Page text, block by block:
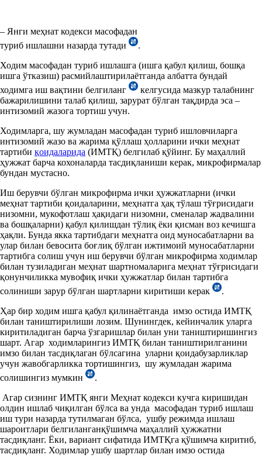
– Янги меҳнат кодекси масофадан
туриб ишлашни назарда тутади
.
Ходим масофадан туриб ишлашга (ишга қабул қилиш, бошқа
ишга ўтказиш) расмийлаштирилаётганда албатта бундай
ходимга иш вақтини белгиланг
келгусида мазкур талабнинг
бажарилишини талаб қилиш, зарурат бўлган тақдирда эса –
интизомий жазога тортиш учун.
Ходимларга, шу жумладан масофадан туриб ишловчиларга
интизомий жазо ва жарима қўллаш ҳолларини ички меҳнат
тартиби қоидаларида (ИМТҚ) белгилаб қўйинг. Бу маҳаллий
ҳужжат барча кохоналарда тасдиқланиши керак, микрофирмалар
бундан мустасно.
Иш берувчи бўлган микрофирма ички ҳужжатларни (ички
меҳнат тартиби қоидаларини, меҳнатга ҳақ тўлаш тўғрисидаги
низомни, мукофотлаш ҳақидаги низомни, сменалар жадвалини
ва бошқаларни) қабул қилишдан тўлиқ ёки қисман воз кечишга
ҳақли. Бунда якка тартибдаги меҳнатга оид муносабатларни ва
улар билан бевосита боғлиқ бўлган ижтимоий муносабатларни
тартибга солиш учун иш берувчи бўлган микрофирма ходимлар
билан тузиладиган меҳнат шартномаларига меҳнат тўғрисидаги
қонунчиликка мувофиқ ички ҳужжатлар билан тартибга
солиниши зарур бўлган шартларни киритиши керак
.
Ҳар бир ходим ишга қабул қилинаётганда имзо остида ИМТҚ
билан таништирилиши лозим. Шунингдек, кейинчалик уларга
киритиладиган барча ўзгаришлар билан уни таништиришингиз
шарт. Агар ходимларингиз ИМТҚ билан таништирилганини
имзо билан тасдиқлаган бўлсагина уларни қоидабузарликлар
учун жавобгарликка тортишингиз, шу жумладан жарима
солишингиз мумкин
.
Агар сизнинг ИМТҚ янги Меҳнат кодекси кучга киришидан
олдин ишлаб чиқилган бўлса ва унда масофадан туриб ишлаш
иш тури назарда тутилмаган бўлса, ушбу режимда ишлаш
шароитлари белгиланганқўшимча маҳаллий ҳужжатни
тасдиқланг. Ёки, вариант сифатида ИМТҚга қўшимча киритиб,
тасдиқланг. Ходимлар ушбу шартлар билан имзо остида